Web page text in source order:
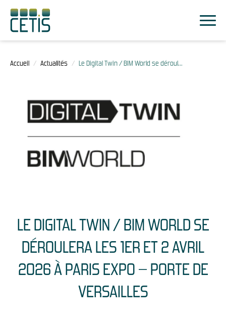
Accueil / Actualités / Le Digital Twin / BIM World se déroul...
LE DIGITAL TWIN / BIM WORLD SE
DÉROULERA LES 1ER ET 2 AVRIL
2026 À PARIS EXPO – PORTE DE
VERSAILLES